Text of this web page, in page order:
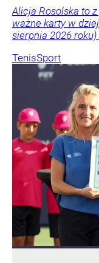
Alicja Rosolska to
ważne karty w
sierpnia 2026
TenisSport